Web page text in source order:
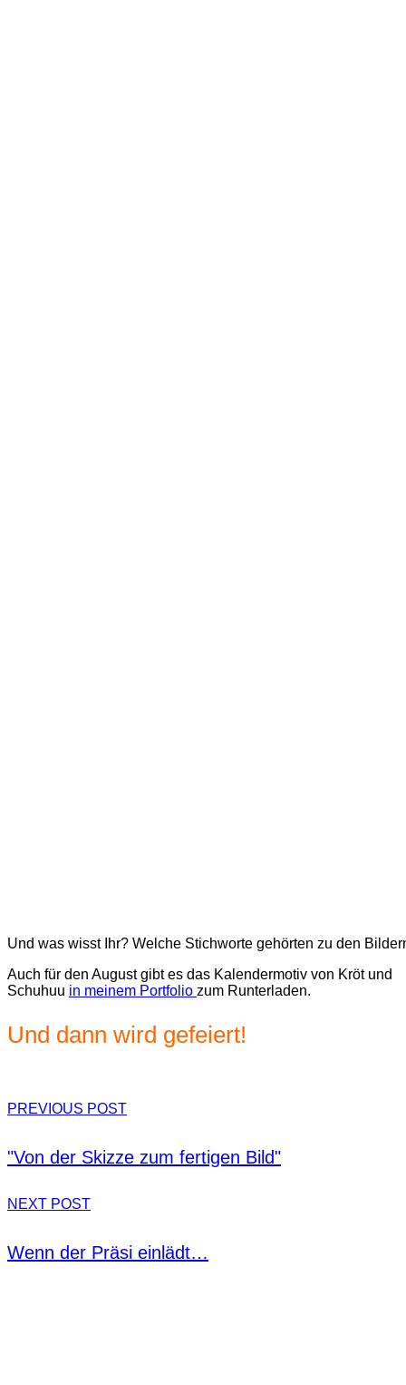
Und was wisst Ihr? Welche Stichworte gehörten zu den
Auch für den August gibt es das Kalendermotiv von Kröt und
Schuhuu in meinem Portfolio zum Runterladen.
Und dann wird gefeiert!
PREVIOUS POST
"Von der Skizze zum fertigen Bild"
NEXT POST
Wenn der Präsi einlädt…